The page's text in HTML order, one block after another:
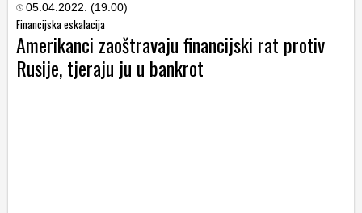
05.04.2022. (19:00)
Financijska eskalacija
Amerikanci zaoštravaju financijski rat protiv
Rusije, tjeraju ju u bankrot